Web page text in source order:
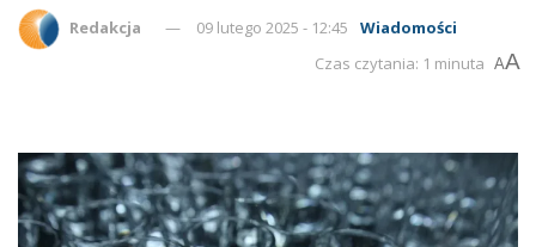
Redakcja 09 lutego 2025 - 12:45
Wiadomości
Czas czytania: 1 minuta AA